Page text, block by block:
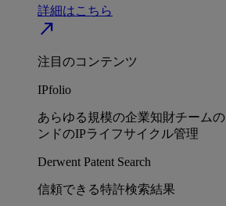
詳細はこちら
north_east
注目のコンテンツ
IPfolio
あらゆる規模の企業知財チーム
ンドのIPライフサイクル管理
Derwent Patent Search
信頼できる特許検索結果